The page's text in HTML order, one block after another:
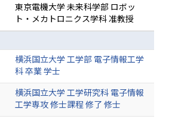
東京電機大学 未来科学部 ロボッ
ト・メカトロニクス学科 准教授
横浜国立大学 工学部 電子情報工学
科 卒業 学士
横浜国立大学 工学研究科 電子情報
工学専攻 修士課程 修了 修士